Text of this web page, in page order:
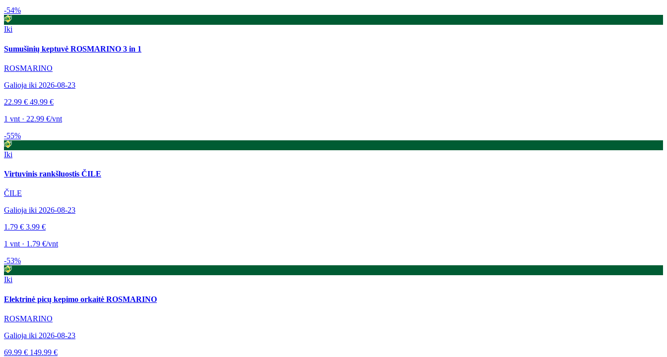
-54%
Iki
Sumušinių keptuvė ROSMARINO 3 in 1
ROSMARINO
Galioja iki 2026-08-23
22.99 € 49.99 €
1 vnt · 22.99 €/vnt
-55%
Iki
Virtuvinis rankšluostis ČILE
ČILE
Galioja iki 2026-08-23
1.79 € 3.99 €
1 vnt · 1.79 €/vnt
-53%
Iki
Elektrinė picų kepimo orkaitė ROSMARINO
ROSMARINO
Galioja iki 2026-08-23
69.99 € 149.99 €